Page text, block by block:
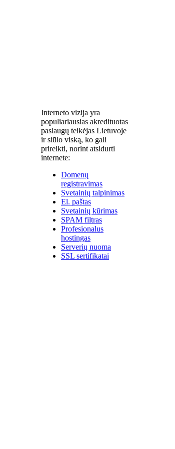
Interneto vizija yra
populiariausias akredituotas
paslaugų teikėjas Lietuvoje
ir siūlo viską, ko gali
prireikti, norint atsidurti
internete:
Domenų
registravimas
Svetainių talpinimas
El. paštas
Svetainių kūrimas
SPAM filtras
Profesionalus
hostingas
Serverių nuoma
SSL sertifikatai